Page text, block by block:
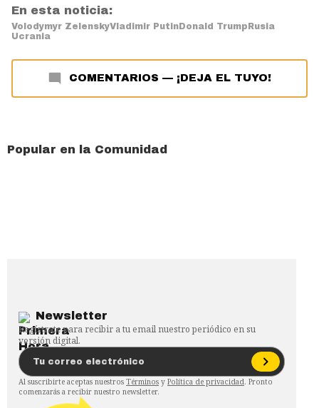
En esta noticia:
Volodymyr ZelenskyVladimir Putin Donald Trump Rusia
Ucrania
COMENTARIOS — ¡DEJA EL TUYO!
Popular en la Comunidad
Newsletter
Regístrate para recibir a tu email nuestro periódico en su
versión digital.
Al suscribirte aceptas nuestros Términos y Política de privacidad. Pronto
comenzarás a recibir nuestro newsletter.